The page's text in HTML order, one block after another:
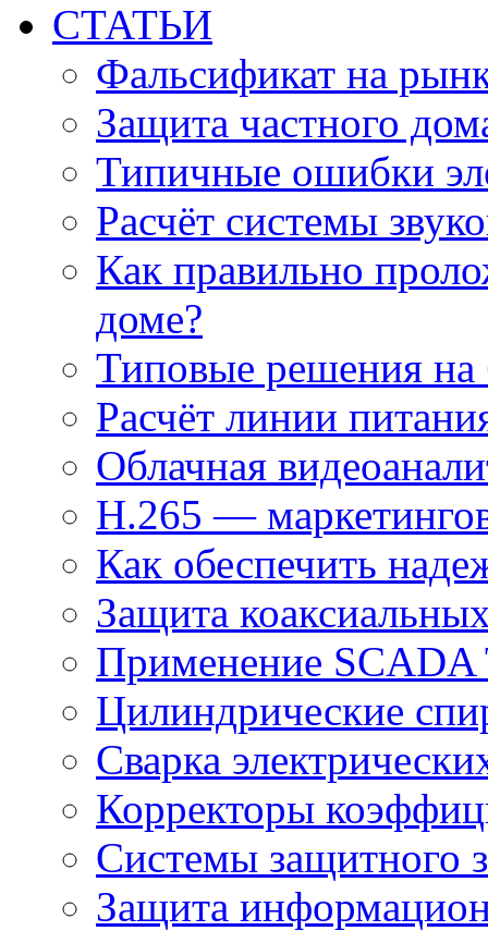
СТАТЬИ
Фальсификат на
Защита частного
Типичные ошибки
Расчёт системы
Как правильно
доме?
Типовые решения на
Расчёт линии
Облачная
H.265 —
Как обеспечить
Защита
Применение
Цилиндрические
Сварка
Корректоры
Системы защитного
Защита